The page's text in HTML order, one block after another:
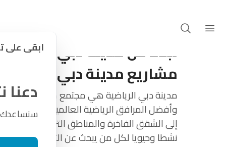
نبذة عن مدينة دبي
مشاريع مدينة دبي الرياضية 2025
مدينة دبي الرياضية هي مجتمع سكني ورياضي
وأفضل المرافق الرياضية العالمية. من
إلى الشقق الفاخرة والمناطق الترفيهية، توفر
نشطا وحيويا لكل من يبحث عن التميز في دبي.
ابقى على
سنساعدك